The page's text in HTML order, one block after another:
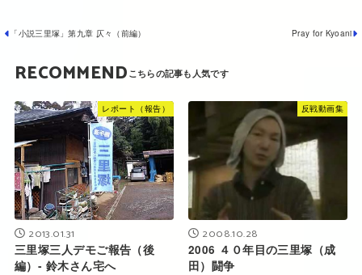
Pray for Kyoani
「小説三里塚」第九章 仄々（前編）
RECOMMEND
レポート（報告）
2013.01.31
三里塚三人デモご報告（後
編）‐ 鈴木さん宅へ
反戦動画集
2008.10.28
2006 ４０年目の三里塚（成
田）闘争